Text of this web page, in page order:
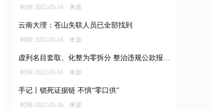
时间·2022-05-16 来源·
云南大理：苍山失联人员已全部找到
时间·2022-05-16 来源·
虚列名目套取、化整为零拆分 整治违规公款报销乱象
时间·2022-05-16 来源·
手记丨锁死证据链 不惧“零口供”
时间·2022-05-16 来源·